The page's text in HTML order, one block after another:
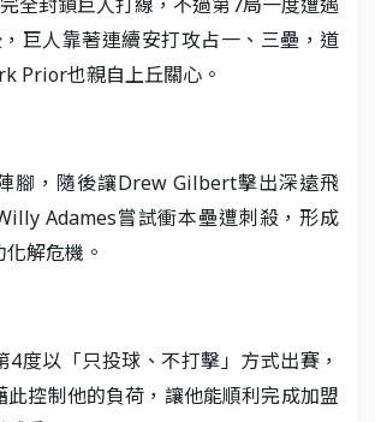
巨人靠著連續安打攻占一、三壘，道
Prior也親自上丘關心。
腳，隨後讓Drew Gilbert擊出深遠飛
Adames嘗試衝本壘遭刺殺，形成
解危機。
4度以「只投球、不打擊」方式出賽，
此控制他的負荷，讓他能順利完成加盟